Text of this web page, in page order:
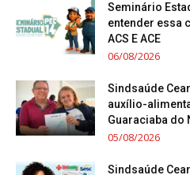
Seminário
entender essa
ACS E ACE
06/08/2026
Sindsaúde
auxílio-
Guaraciaba do
05/08/2026
Sindsaúde